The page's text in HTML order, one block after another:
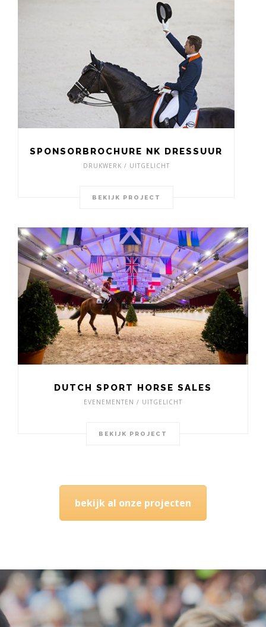
SPONSORBROCHURE NK DRESSUUR
DRUKWERK / UITGELICHT
BEKIJK PROJECT
DUTCH SPORT HORSE SALES
EVENEMENTEN / UITGELICHT
BEKIJK PROJECT
bekijk al onze projecten